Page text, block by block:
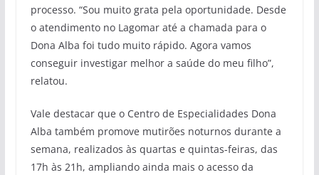
processo. “Sou muito grata pela oportunidade. Desde
o atendimento no Lagomar até a chamada para o
Dona Alba foi tudo muito rápido. Agora vamos
conseguir investigar melhor a saúde do meu filho”,
relatou.
Vale destacar que o Centro de Especialidades Dona
Alba também promove mutirões noturnos durante a
semana, realizados às quartas e quintas-feiras, das
17h às 21h, ampliando ainda mais o acesso da